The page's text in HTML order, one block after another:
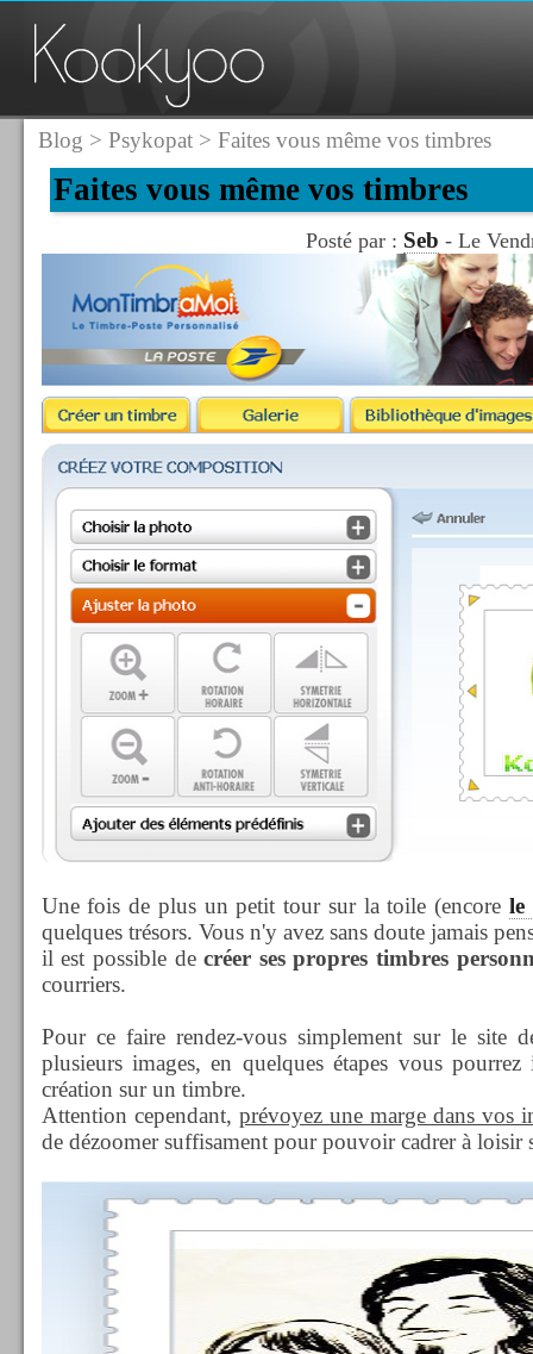
Blog > Psykopat> Faites vous même vos timbres
Faites vous même vos timbres
Posté par : Seb - Le
Une fois de plus un petit tour sur la toile (encore le
quelques trésors. Vous n'y avez sans doute jamais
il est possible decréer ses propres timbres
courriers.
Pour ce faire rendez-vous simplement sur le site
plusieurs images, en quelques étapes vous
création sur un timbre.
Attention cependant, prévoyez une marge dans vos
de dézoomer suffisament pour pouvoir cadrer à loisir